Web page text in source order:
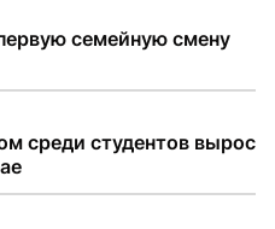
семейную смену
среди студентов вырос